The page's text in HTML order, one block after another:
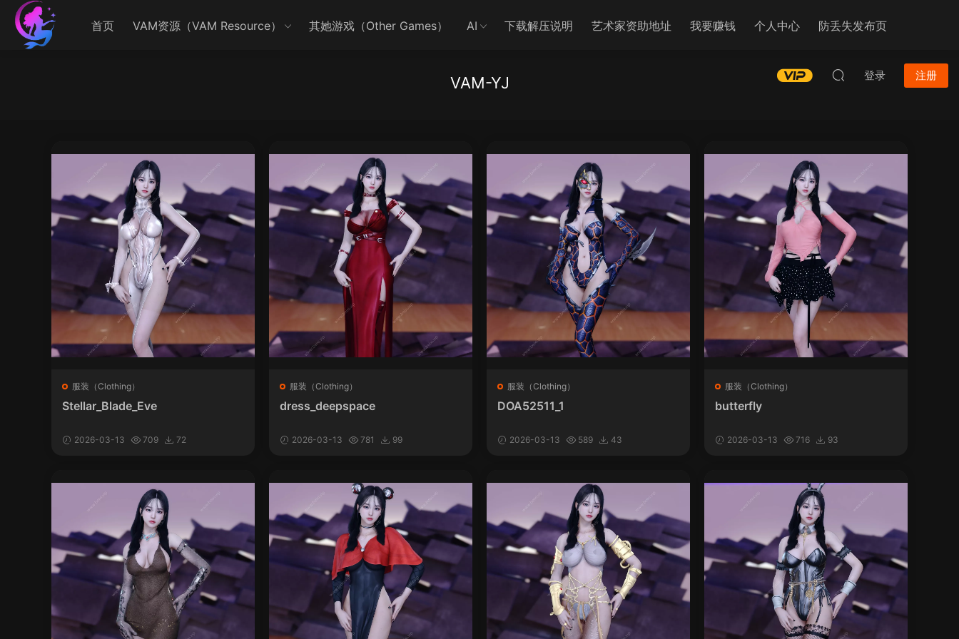
首页 VAM资源（VAM Resource） 其她游戏（Other Games） AI 下载解压说明 艺术家资助地址 我要赚钱 个人中心 防丢失发布页
登录 注册
VAM-YJ
服装（Clothing）
Stellar_Blade_Eve
2026-03-13 709 72
服装（Clothing）
dress_deepspace
2026-03-13 781 99
服装（Clothing）
DOA52511_1
2026-03-13 589 43
服装（Clothing）
butterfly
2026-03-13 716 93